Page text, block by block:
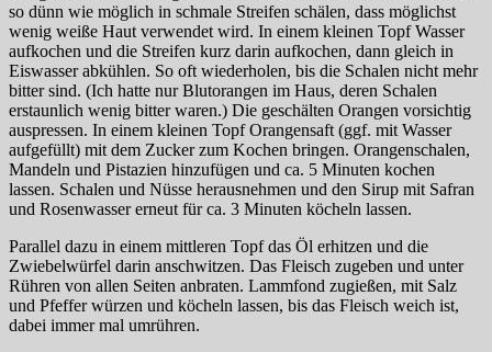
so dünn wie möglich in schmale Streifen schälen, dass möglichst
wenig weiße Haut verwendet wird. In einem kleinen Topf Wasser
aufkochen und die Streifen kurz darin aufkochen, dann gleich in
Eiswasser abkühlen. So oft wiederholen, bis die Schalen nicht mehr
bitter sind. (Ich hatte nur Blutorangen im Haus, deren Schalen
erstaunlich wenig bitter waren.) Die geschälten Orangen vorsichtig
auspressen. In einem kleinen Topf Orangensaft (ggf. mit Wasser
aufgefüllt) mit dem Zucker zum Kochen bringen. Orangenschalen,
Mandeln und Pistazien hinzufügen und ca. 5 Minuten kochen
lassen. Schalen und Nüsse herausnehmen und den Sirup mit Safran
und Rosenwasser erneut für ca. 3 Minuten köcheln lassen.
Parallel dazu in einem mittleren Topf das Öl erhitzen und die
Zwiebelwürfel darin anschwitzen. Das Fleisch zugeben und unter
Rühren von allen Seiten anbraten. Lammfond zugießen, mit Salz
und Pfeffer würzen und köcheln lassen, bis das Fleisch weich ist,
dabei immer mal umrühren.